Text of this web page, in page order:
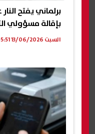
برلماني يفتح
بإقالة مسؤولي
السبت 13/06/2026 05:51 م